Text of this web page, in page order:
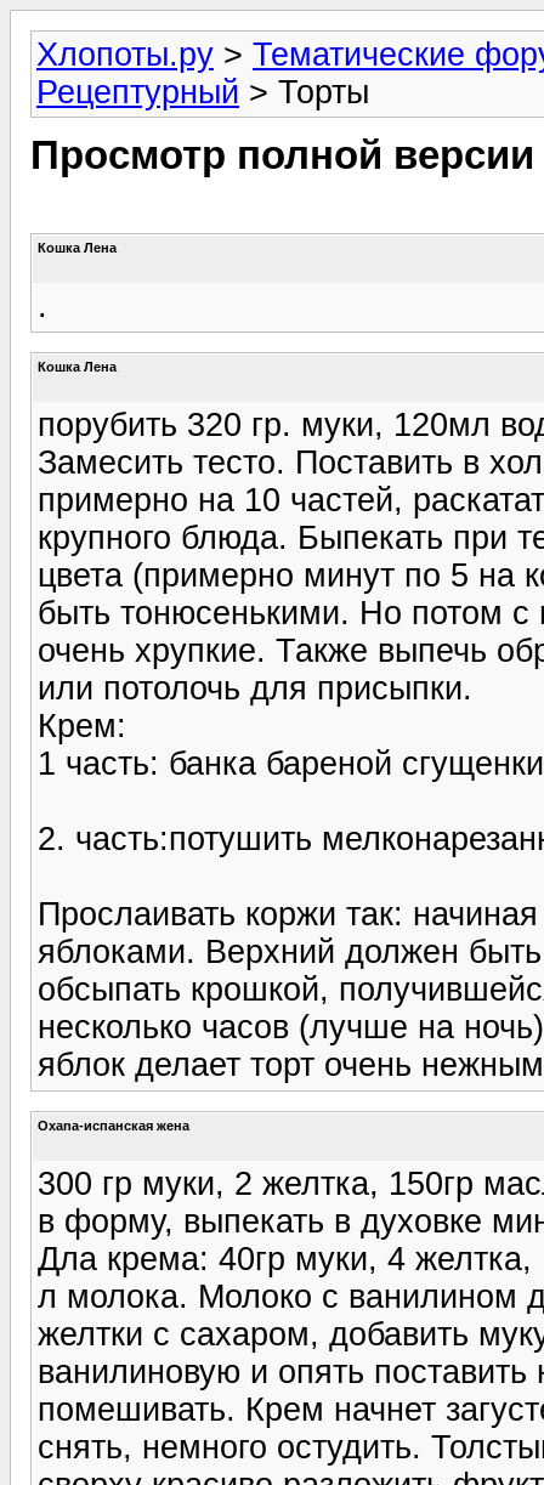
Хлопоты.ру > Тематические
Рецептурный > Торты
Просмотр полной
Кошка Лена
.
Кошка Лена
порубить 320 гр. муки, 120мл
Замесить тесто. Поставить в
примерно на 10 частей,
крупного блюда. Быпекать при
цвета (примерно минут по 5 на
быть тонюсенькими. Но потом с
очень хрупкие. Также выпечь
или потолочь для присыпки.
Крем:
1 часть: банка бареной
2. часть:потушить
Прослаивать коржи так:
яблоками. Верхний должен
обсыпать крошкой,
несколько часов (лучше на
яблок делает торт очень
Oxana-испанская жена
300 гр муки, 2 желтка, 150гр
в форму, выпекать в духовке
Дла крема: 40гр муки, 4 желтка,
л молока. Молоко с ванилином
желтки с сахаром, добавить
ванилиновую и опять
помешивать. Крем начнет
снять, немного остудить.